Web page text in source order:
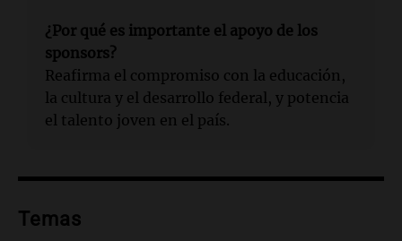
¿Por qué es importante el apoyo de los
sponsors?
Reafirma el compromiso con la educación,
la cultura y el desarrollo federal, y potencia
el talento joven en el país.
Temas